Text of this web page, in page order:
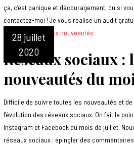
ça, c’est panique et découragement, ou si
contactez-moi ! Je vous réalise un audit
Réseaux sociaux :
nouveautés du
28 juillet
2020
Difficile de suivre toutes les nouveautés et
l’évolution des réseaux sociaux. On fait le
Instagram et Facebook du mois de juillet.
réseaux sociaux : épingler des